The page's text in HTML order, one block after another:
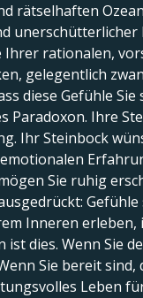
rätselhaften
unerschütterlicher
Ihrer rationalen,
gelegentlich
diese Gefühle
Paradoxon. Ihre
Ihr Steinbock
Sie ruhig
Gefühle
Inneren erleben,
dies. Wenn Sie
Sie bereit
Leben